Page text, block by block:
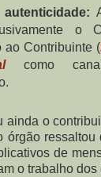
o
ao Contribuinte (
como
ainda o
órgão ressaltou
de
o trabalho dos